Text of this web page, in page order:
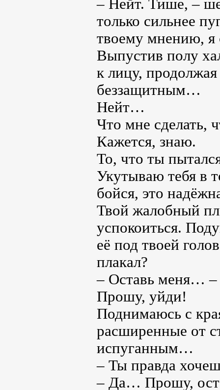
– Нейт. Тише, –
только сильнее
твоему мнению, я
Выпустив полу
к лицу,
беззащитным…
Нейт…
Что мне сделать,
Кажется, знаю.
То, что ты
Укутываю тебя в
бойся, это
Твой жалобный
успокоиться.
её под твоей
плакал?
– Оставь меня…
Прошу, уйди!
Поднимаюсь с
расширенные от
испуганным…
– Ты правда
– Да… Прошу,